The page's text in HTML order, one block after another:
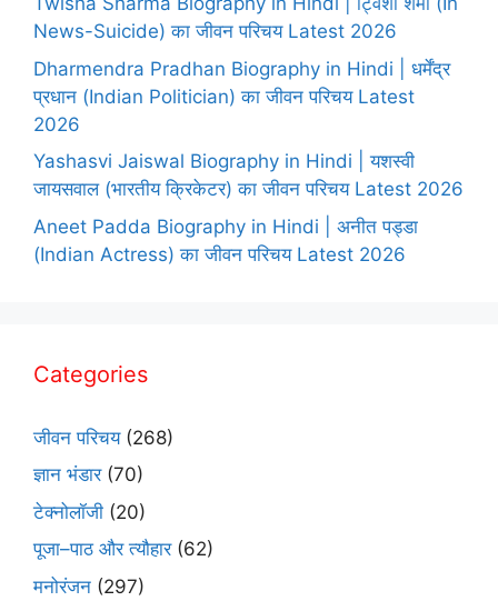
News-Suicide) का जीवन परिचय Latest 2026
Dharmendra Pradhan Biography in Hindi | धर्मेंद्र
प्रधान (Indian Politician) का जीवन परिचय Latest
2026
Yashasvi Jaiswal Biography in Hindi | यशस्वी
जायसवाल (भारतीय क्रिकेटर) का जीवन परिचय Latest 2026
Aneet Padda Biography in Hindi | अनीत पड्डा
(Indian Actress) का जीवन परिचय Latest 2026
Categories
जीवन परिचय(268)
ज्ञान भंडार(70)
टेक्नोलॉजी (20)
पूजा–पाठ और त्यौहार(62)
मनोरंजन (297)